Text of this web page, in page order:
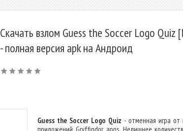
Скачать взлом Guess the Soccer Logo
- полная версия apk на Андроид
Guess the Soccer Logo Quiz - отменная игра от